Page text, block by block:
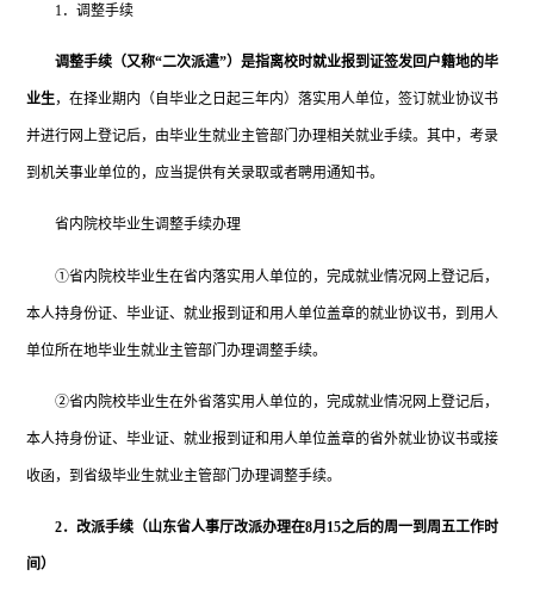
1．调整手续
调整手续（又称“二次派遣”）是指离校时就业报到证签发回户籍地的毕
业生，在择业期内（自毕业之日起三年内）落实用人单位，签订就业协议书
并进行网上登记后，由毕业生就业主管部门办理相关就业手续。其中，考录
到机关事业单位的，应当提供有关录取或者聘用通知书。
省内院校毕业生调整手续办理
①省内院校毕业生在省内落实用人单位的，完成就业情况网上登记后，
本人持身份证、毕业证、就业报到证和用人单位盖章的就业协议书，到用人
单位所在地毕业生就业主管部门办理调整手续。
②省内院校毕业生在外省落实用人单位的，完成就业情况网上登记后，
本人持身份证、毕业证、就业报到证和用人单位盖章的省外就业协议书或接
收函，到省级毕业生就业主管部门办理调整手续。
2．改派手续（山东省人事厅改派办理在8月15之后的周一到周五工作时
间）